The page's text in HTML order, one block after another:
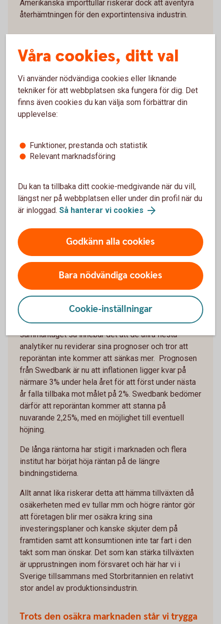
Amerikanska importtullar riskerar dock att äventyra
återhämtningen för den exportintensiva industrin.
Sett ur ett längre perspektiv har antal jobb
koncentrerats alltmer till Göteborg med en ökning i
antal sysselsatta jämfört med före pandemin på 4
procent. Utöver Göteborg har sysselsättningen växt
de senaste fem åren i arbetsmarknadsregionerna
Bengtsfors-Dals-Ed var sysselsättningen 7,5
procent lägre i slutet på fjolåret jämfört med januari
Grundmarknaden förändras
grundmarknaden förändras. Det diskuteras om
upplåning i flera europeiska länder för att finansiera
uppbyggnaden av försvaret. Den upplåningen sker i
så fall på obligationsmarknaden vilket gör att
utbudet på obligationer ökar vilket leder till att priset
på obligationer sjunker och det leder till att räntan
stiger.
Vi ser också en ökad inflation igen i Sverige och
sammantaget så innebär det att de allra flesta
analytiker nu reviderar sina prognoser och tror att
reporäntan inte kommer att sänkas mer. Prognosen
från Swedbank är nu att inflationen ligger kvar på
närmare 3% under hela året för att först under nästa
år falla tillbaka mot målet på 2%. Swedbank bedömer
därför att reporäntan kommer att stanna på
nuvarande 2,25%, med en möjlighet till eventuell
höjning.
De långa räntorna har stigit i marknaden och flera
institut har börjat höja räntan på de längre
bindningstiderna.
Allt annat lika riskerar detta att hämma tillväxten då
osäkerheten med ev tullar mm och högre räntor gör
att företagen blir mer osäkra kring sina
investeringsplaner och kanske skjuter dem på
framtiden samt att konsumtionen inte tar fart i den
takt som man önskar. Det som kan stärka tillväxten
är upprustningen inom försvaret och här har vi i
Sverige tillsammans med Storbritannien en relativt
stor andel av produktionsindustrin.
Trots den osäkra marknaden står vi trygga
Våra cookies, ditt val
Vi använder nödvändiga cookies eller liknande
tekniker för att webbplatsen ska fungera för dig. Det
finns även cookies du kan välja som förbättrar din
upplevelse:
Funktioner, prestanda och statistik
Relevant marknadsföring
Du kan ta tillbaka ditt cookie-medgivande när du vill,
längst ner på webbplatsen eller under din profil när du
är inloggad. Så hanterar vi cookies
Godkänn alla cookies
Bara nödvändiga cookies
Cookie-inställningar